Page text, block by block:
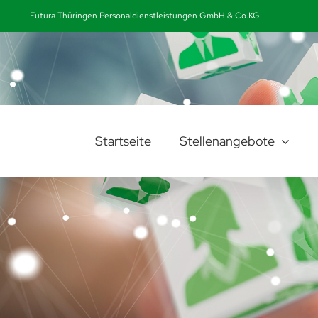
springen
Futura Thüringen Personaldienstleistungen GmbH & Co.KG
Startseite Stellenangebote